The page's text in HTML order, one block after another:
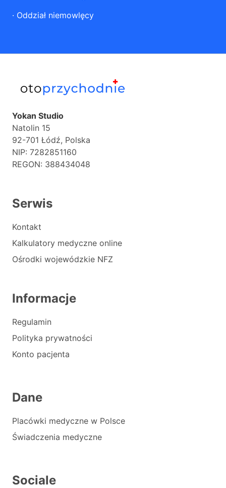
· Oddział niemowlęcy
Yokan Studio
Natolin 15
92-701 Łódź, Polska
NIP: 7282851160
REGON: 388434048
Serwis
Kontakt
Kalkulatory medyczne online
Ośrodki wojewódzkie NFZ
Informacje
Regulamin
Polityka prywatności
Konto pacjenta
Dane
Placówki medyczne w Polsce
Świadczenia medyczne
Sociale